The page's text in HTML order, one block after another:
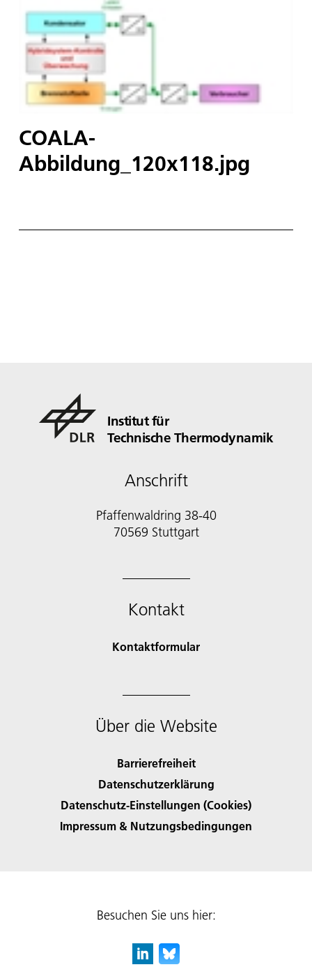
COALA-
Abbildung_120x118.jpg
Institut für
Technische Thermodynamik
Anschrift
Pfaffenwaldring 38-40
70569 Stuttgart
Kontakt
Kontaktformular
Über die Website
Barrierefreiheit
Datenschutzerklärung
Datenschutz-Einstellungen (Cookies)
Impressum & Nutzungsbedingungen
Besuchen Sie uns hier: